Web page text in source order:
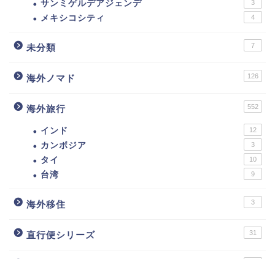
サンミゲルデアジェンデ 3
メキシコシティ 4
未分類 7
海外ノマド 126
海外旅行 552
インド 12
カンボジア 3
タイ 10
台湾 9
海外移住 3
直行便シリーズ 31